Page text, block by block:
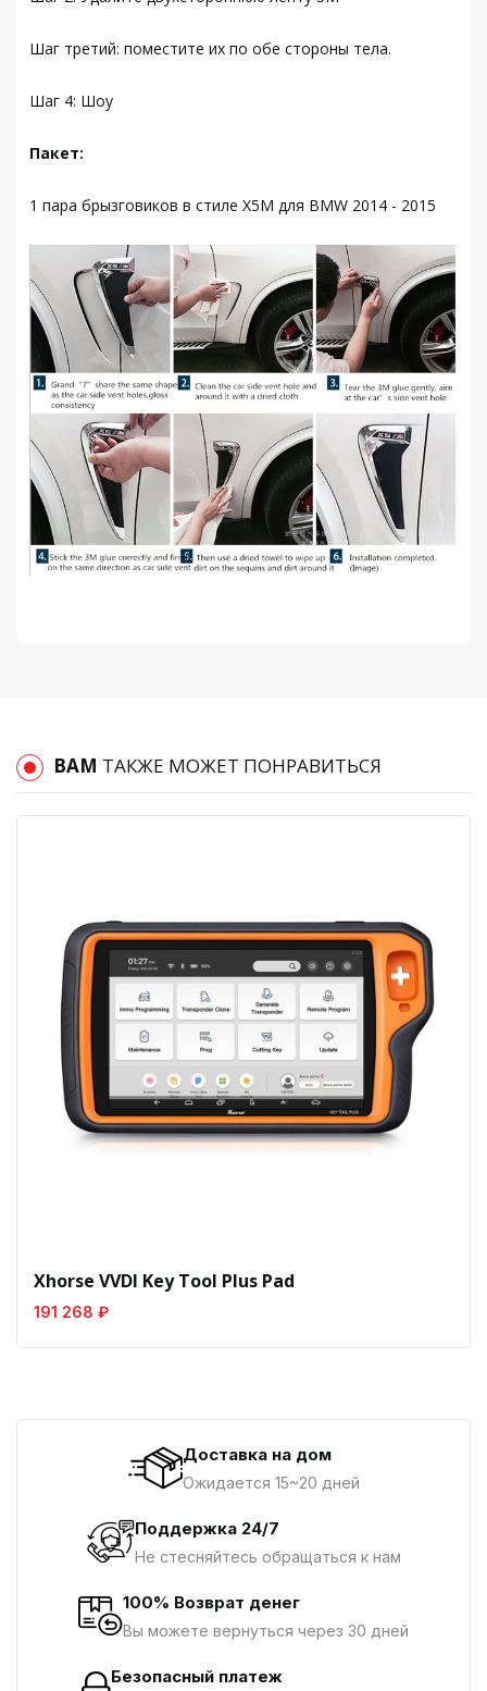
Шаг третий: поместите их по обе стороны тела.
Шаг 4: Шоу
Пакет:
1 пара брызговиков в стиле X5M для BMW 2014 - 2015
ВАМ ТАКЖЕ МОЖЕТ ПОНРАВИТЬСЯ
Xhorse VVDI Key Tool Plus Pad
191 268 ₽
Доставка на дом
Ожидается 15~20 дней
Поддержка 24/7
Не стесняйтесь обращаться к нам
100% Возврат денег
Вы можете вернуться через 30 дней
Безопасный платеж